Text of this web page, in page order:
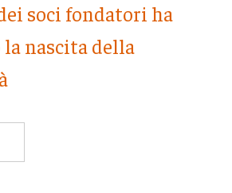
soci fondatori ha
nascita della